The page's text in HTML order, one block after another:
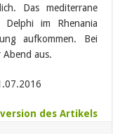
Das mediterrane
im Rhenania
aufkommen. Bei
aus.
des Artikels